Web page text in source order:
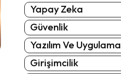
Yapay Zeka
Güvenlik
Yazılım Ve Uygulama
Girişimcilik